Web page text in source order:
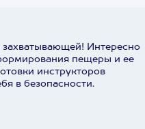
Интересно
пещеры и ее
инструкторов
в безопасности.